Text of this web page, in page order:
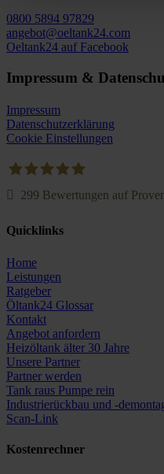
0800 5894 97829
angebot@oeltank24.com
Oeltank24 auf Facebook
Impressum &
Impressum
Datenschutzerklärung
Cookie Einstellungen
299 Bewertungen auf
Quicklinks
Home
Leistungen
Ratgeber
Öltank24 Glossar
Kontakt
Angebot anfordern
Heizöltank älter 30 Jahre
Unsere Partner
Partner werden
Tank raus Pumpe rein
Industrierückbau und -
Scan-Link
Kostenrechner